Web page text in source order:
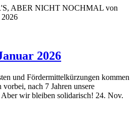
ABER NICHT NOCHMAL von
2026
2026
und Fördermittelkürzungen kommen
nach 7 Jahren unsere
wir bleiben solidarisch! 24. Nov.